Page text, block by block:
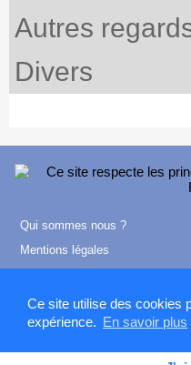
Ce site utilise des cookies
expérience. En savoir plus
Autres
Divers
Qui sommes nous ?
Mentions légales